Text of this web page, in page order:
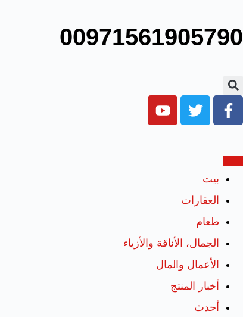
00971561905790
بيت
العقارات
طعام
الجمال، الأناقة والأزياء
الأعمال والمال
أخبار المنتج
أحدث